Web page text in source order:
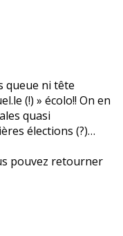
queue ni tête
(!) » écolo!! On en
quasi
élections (?)…
pouvez retourner